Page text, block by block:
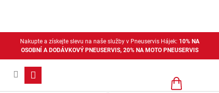
Nakupte a získejte slevu na naše služby v Pneuservis Hájek: 10% NA
OSOBNÍ A DODÁVKOVÝ PNEUSERVIS, 20% NA MOTO PNEUSERVIS
Nákupní